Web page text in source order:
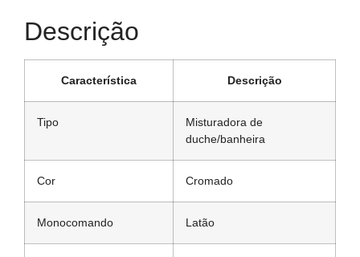
Descrição
Característica Descrição
Tipo
Misturadora de
duche/banheira
Cor Cromado
Monocomando Latão